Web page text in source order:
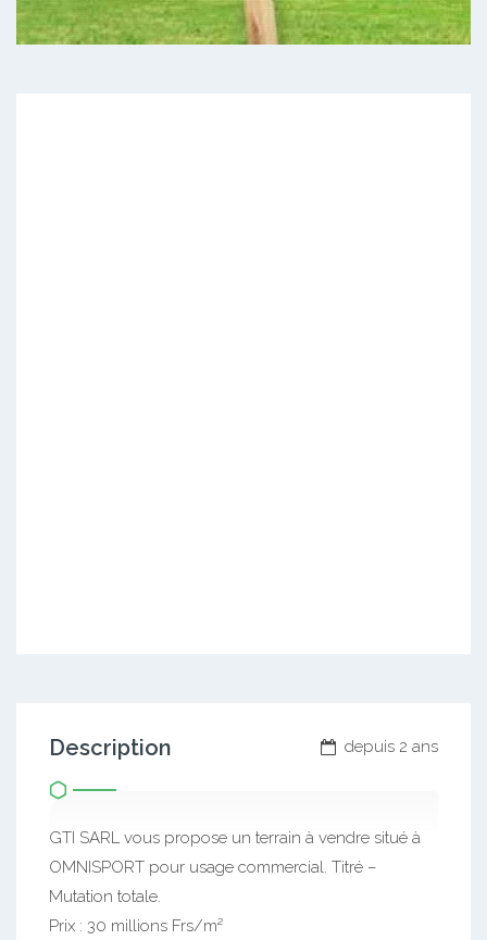
depuis 2 ans
Description
GTI SARL vous propose un terrain à vendre situé à
OMNISPORT pour usage commercial. Titré –
Mutation totale.
Prix : 30 millions Frs/m²